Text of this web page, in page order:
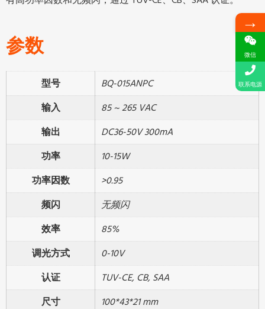
参数
型号
BQ-015ANPC
输入
85 ~ 265 VAC
输出
DC36-50V 300mA
功率
10-15W
功率因数
>0.95
频闪
无频闪
效率
85%
调光方式
0-10V
认证
TUV-CE, CB, SAA
尺寸
100*43*21 mm
→
微信
联系电源